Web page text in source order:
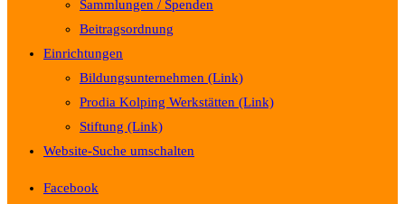
Sammlungen / Spenden
Beitragsordnung
Einrichtungen
Bildungsunternehmen (Link)
Prodia Kolping Werkstätten (Link)
Stiftung (Link)
Website-Suche umschalten
Facebook